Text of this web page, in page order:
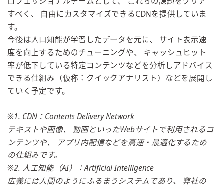
すべく、 自由にカスタマイズできるCDNを提供していま
す。
今後は人口知能が学習したデータを元に、 サイト表示速
度を向上するためのチューニングや、 キャッシュヒット
率が低下している特定コンテンツなどを分析しア ドバイス
できる仕組み（仮称：クイックアナリスト） などを展開し
ていく予定です。
※1. CDN：Contents Delivery Network
テキストや画像、 動画といったWebサイトで利用されるコ
ンテンツや、 アプリ内配信などを高速・最適化するため
の仕組みです。
※2. 人工知能（AI）：Artificial Intelligence
広義には人間のようにふるまうシステムであり、 弊社の